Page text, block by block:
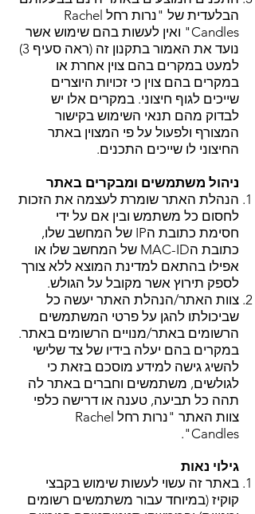
הבלעדית של "נרות רחל Rachel
Candles" ואין לעשות בהם שימוש אשר
נועד את האמור בתקנון זה (ראה סעיף 3)
למעט במקרים בהם צוין אחרת או
במקרים בהם צוין כי זכויות היוצרים
שייכים לגוף חיצוני. במקרים אלו יש
לבדוק מהם תנאי השימוש בקישור
המצורף ולפעול על פי המצוין באתר
החיצוני לו שייכים התכנים.
ניהול משתמשים ומבקרים באתר
הנהלת האתר שומרת לעצמה את הזכות
לחסום כל משתמש ובין אם על ידי
חסימת כתובת הIP של המחשב שלו,
כתובת הMAC-ID של המחשב שלו או
אפילו בהתאם למדינת המוצא ללא צורך
לספק תירוץ אשר מקובל על הגולש.
צוות האתר/הנהלת האתר יעשה כל
שביכולתו להגן על פרטי המשתמשים
הרשומים באתר/מנויים הרשומים באתר.
במקרים בהם יעלה בידיו של צד שלישי
להשיג גישה למידע מוסכם בזאת כי
לגולשים, משתמשים וחברים באתר לה
תהה כל תביעה, טענה או דרישה כלפי
צוות האתר "נרות רחל Rachel
Candles".
גילוי נאות
באתר זה עשוי לעשות שימוש בקבצי
קוקיז (במיוחד עבור משתמשים רשומים